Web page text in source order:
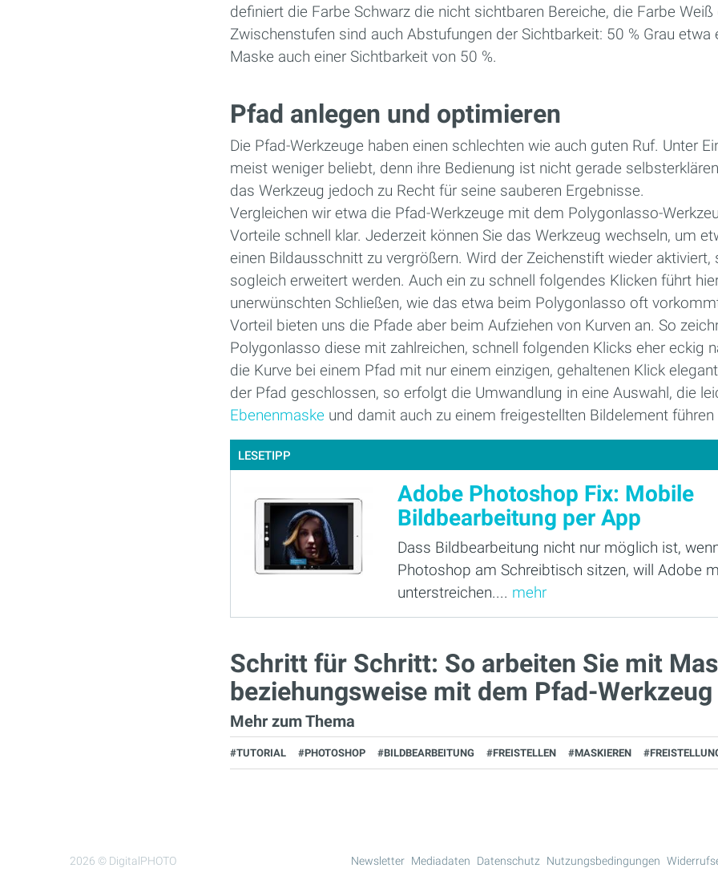
definiert die Farbe Schwarz die nicht sichtbaren Bereiche, die Farbe
Zwischenstufen sind auch Abstufungen der Sichtbarkeit: 50 % Grau etwa
Maske auch einer Sichtbarkeit von 50 %.
Pfad anlegen und optimieren
Die Pfad-Werkzeuge haben einen schlechten wie auch guten Ruf. Unter
meist weniger beliebt, denn ihre Bedienung ist nicht gerade
das Werkzeug jedoch zu Recht für seine sauberen Ergebnisse.
Vergleichen wir etwa die Pfad-Werkzeuge mit dem Polygonlasso-
Vorteile schnell klar. Jederzeit können Sie das Werkzeug wechseln, um
einen Bildausschnitt zu vergrößern. Wird der Zeichenstift wieder aktiviert,
sogleich erweitert werden. Auch ein zu schnell folgendes Klicken führt
unerwünschten Schließen, wie das etwa beim Polygonlasso oft
Vorteil bieten uns die Pfade aber beim Aufziehen von Kurven an. So
Polygonlasso diese mit zahlreichen, schnell folgenden Klicks eher eckig
die Kurve bei einem Pfad mit nur einem einzigen, gehaltenen Klick
der Pfad geschlossen, so erfolgt die Umwandlung in eine Auswahl, die
Ebenenmaske und damit auch zu einem freigestellten Bildelement führen
LESETIPP
Adobe Photoshop Fix: Mobile
Bildbearbeitung per App
Dass Bildbearbeitung nicht nur möglich ist,
Photoshop am Schreibtisch sitzen, will Adobe
unterstreichen.... mehr
Schritt für Schritt: So arbeiten Sie mit
beziehungsweise mit dem Pfad-Werkzeug
Mehr zum Thema
#TUTORIAL #PHOTOSHOP #BILDBEARBEITUNG #FREISTELLEN #MASKIEREN
2026 © DigitalPHOTO Newsletter Mediadaten Datenschutz Nutzungsbedingungen